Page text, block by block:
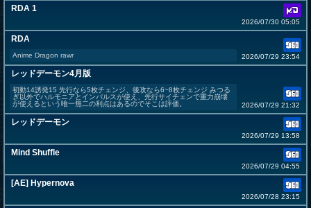
RDA 1
2026/07/30 05:05
RDA
Anime Dragon rawr 2026/07/29 23:54
レッドデーモン4月版
初動14誘発15 先行なら5枚チェンジ、後攻なら6~8枚チェンジ みつる
ぎ以外でハルモニアとインパルスが使え、先行サイチェンで重力崩壊
が使えるという唯一無二の利点はあるのでそこは評価。
2026/07/29 21:32
レッドデーモン
2026/07/29 13:58
Mind Shuffle
2026/07/29 04:55
[AE] Hypernova
2026/07/28 23:15